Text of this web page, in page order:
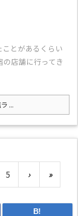
とがあるくらい
店舗に行ってき
...
5 › »
B!